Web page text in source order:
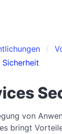
von
bringt